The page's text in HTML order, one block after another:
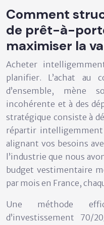
Comment
de prêt-à-
maximiser la
Acheter
planifier. L’achat au
d’ensemble, mène
incohérente et à des
stratégique consiste à
répartir
alignant vos besoins
l’industrie que nous
budget vestimentaire
par mois en France,
Une méthode
d’investissement 70/